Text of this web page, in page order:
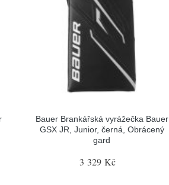
Bauer Brankářská vyrážečka Bauer
GSX JR, Junior, černá, Obrácený
gard
3 329 Kč